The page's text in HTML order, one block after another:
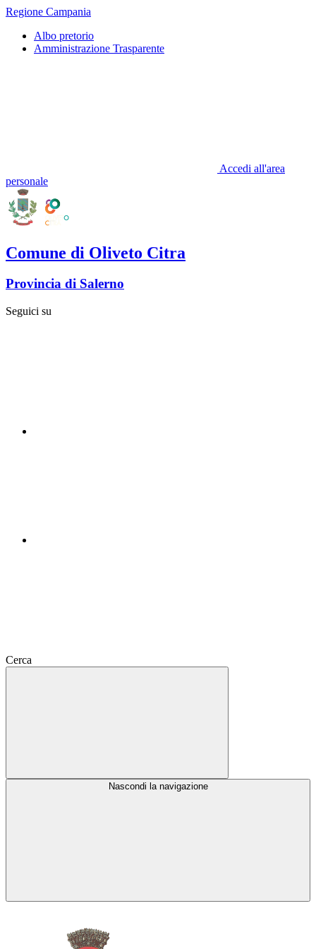
Regione Campania
Albo pretorio
Amministrazione Trasparente
Accedi all'area
personale
Comune di Oliveto Citra
Provincia di Salerno
Seguici su
Cerca
Nascondi la navigazione